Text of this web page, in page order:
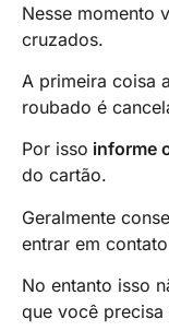
Nesse momento
cruzados.
A primeira coisa
roubado é
Por isso informe
do cartão.
Geralmente
entrar em
No entanto isso
que você